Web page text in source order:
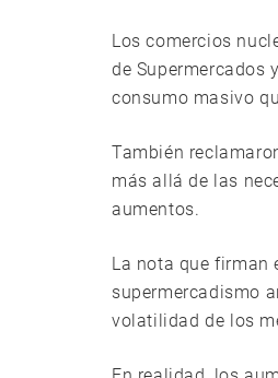
Los comercios
de Supermercados
consumo masivo
También
más allá de las
aumentos.
La nota que firman
supermercadismo
volatilidad de los